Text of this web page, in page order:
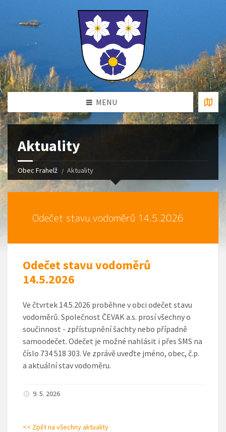
MENU
Aktuality
Obec Frahelž Aktuality
Odečet stavu vodoměrů
14.5.2026
Ve čtvrtek 14.5.2026 proběhne v obci odečet stavu
vodoměrů. Společnost ČEVAK a.s. prosí všechny o
součinnost - zpřístupnění šachty nebo případně
samoodečet. Odečet je možné nahlásit i přes SMS na
číslo 734 518 303. Ve zprávě uveďte jméno, obec, č.p.
a aktuální stav vodoměru.
9. 5. 2026
<< Zpět na všechny aktuality